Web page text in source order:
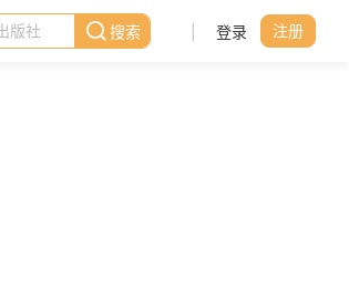
登录 注册